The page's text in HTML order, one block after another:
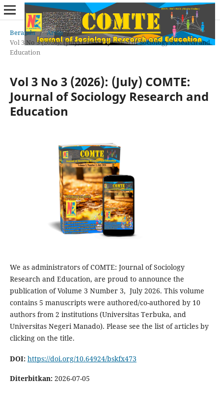
Beranda / Arsip /
Vol 3 No 3 (2026): (July) COMTE: Journal of Sociology Research and
Education
Vol 3 No 3 (2026): (July) COMTE:
Journal of Sociology Research and
Education
We as administrators of COMTE: Journal of Sociology
Research and Education, are proud to announce the
publication of Volume 3 Number 3, July 2026. This volume
contains 5 manuscripts were authored/co-authored by 10
authors from 2 institutions (Universitas Terbuka, and
Universitas Negeri Manado). Please see the list of articles by
clicking on the title.
DOI: https://doi.org/10.64924/bskfx473
Diterbitkan: 2026-07-05